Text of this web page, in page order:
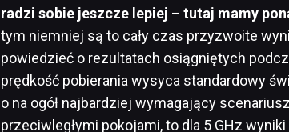
radzi sobie jeszcze lepiej – tutaj mamy
tym niemniej są to cały czas przyzwoite
powiedzieć o rezultatach osiągniętych
prędkość pobierania wysyca standardowy
o na ogół najbardziej wymagający
przeciwległymi pokojami, to dla 5 GHz